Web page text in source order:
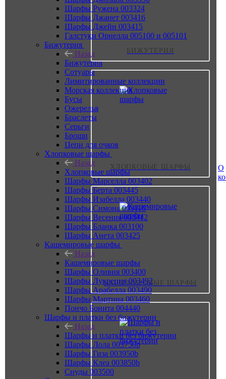
БИЖУТЕРИЯ
ХЛОПКОВЫЕ ШАРФЫ
КАШЕМИРОВЫЕ ШАРФЫ
О
Шарфы Ружена 003324
Шарфы Джанет 003416
Шарфы Джейн 003415
Галстуки Орнелла 005100 и 005101
Бижутерия
Назад
Бижутерия
Сотуары
Лимитированные коллекции
Морская коллекция
Бусы
Ожерелья
Браслеты
Серьги
Броши
Цепи для очков
Хлопковые шарфы
Назад
Хлопковые шарфы
Шарфы Марселла 003402
Шарфы Берта 003445
Шарфы Изабелла 003440
Шарфы Симона 003110
Шарфы Весения 003412
Шарфы Бланка 003100
Шарфы Анета 003425
Кашемировые шарфы
Назад
Кашемировые шарфы
Шарфы Оливия 003400
Шарфы Лукреция 003492
Шарфы Арабелла 003490
Шарфы Мартина 003460
Пончо Бонита 004440
Шарфы и платки без бижутерии
Назад
Шарфы и платки без бижутерии
Шарфы Лола 003750b
Шарфы Гиза 003950b
Шарфы Клеа 003850b
Снуды 003500